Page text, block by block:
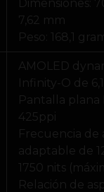
Dimensiones:
7,62 mm
Peso: 168,1
AMOLED
Infinity-O de
Pantalla plana
425ppi
Frecuencia de
adaptable de
1750 nits
Relación de